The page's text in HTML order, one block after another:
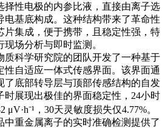
择性电极的内参比液，直接由离子选
电基底构成。这种结构带来了革命性
片集成，便于携带，且稳定性强，特
场分析与即时监测。
质科学研究院的团队开发了一种基于
性自适应一体式传感界面。该界面通
了底部转导层与顶部传感结构的自发
时展现出极佳的界面稳定性，24小时
，30天灵敏度损失仅4.77%。
中重金属离子的实时准确检测提供了